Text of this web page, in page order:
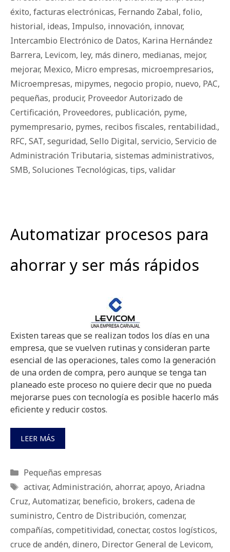
éxito, facturas electrónicas, Fernando Zabal, folio,
historial, ideas, Impulso, innovación, innovar,
Intercambio Electrónico de Datos, Karina Hernández
Barrera, Levicom, ley, más dinero, medianas, mejor,
mejorar, Mexico, Micro empresas, microempresarios,
Microempresas, mipymes, negocio propio, nuevo, PAC,
pequeñas, producir, Proveedor Autorizado de
Certificación, Proveedores, publicación, pyme,
pymempresario, pymes, recibos fiscales, rentabilidad.,
RFC, SAT, seguridad, Sello Digital, servicio, Servicio de
Administración Tributaria, sistemas administrativos,
SMB, Soluciones Tecnológicas, tips, validar
Automatizar procesos para
ahorrar y ser más rápidos
Existen tareas que se realizan todos los días en una
empresa, que se vuelven rutinas y consideran parte
esencial de las operaciones, tales como la generación
de una orden de compra, pero aunque se tenga tan
planeado este proceso no quiere decir que no pueda
mejorarse pues con tecnología es posible hacerlo más
eficiente y reducir costos.
LEER MÁS
Categorías
Pequeñas empresas
Etiquetas
activar, Administración, ahorrar, apoyo, Ariadna
Cruz, Automatizar, beneficio, brokers, cadena de
suministro, Centro de Distribución, comenzar,
compañías, competitividad, conectar, costos logísticos,
cruce de andén, dinero, Director General de Levicom,